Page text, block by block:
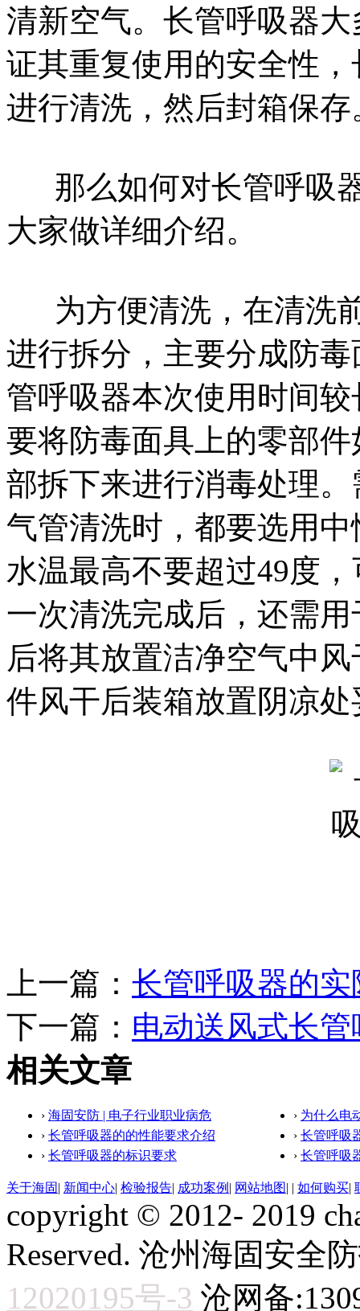
清新空气。长管呼吸器
证其重复使用的安全性
进行清洗，然后封箱保存
那么如何对长管呼吸
大家做详细介绍。
为方便清洗，在清洗
进行拆分，主要分成防
管呼吸器本次使用时间
要将防毒面具上的零部
部拆下来进行消毒处理
气管清洗时，都要选用
水温最高不要超过49度
一次清洗完成后，还需
后将其放置洁净空气中
件风干后装箱放置阴凉
上一篇： 长管呼吸器的
下一篇： 电动送风式长
相关文章
› 海固安防 | 电子行业职业病危 › 为什么电
› 长管呼吸器的的性能要求介绍 › 长管呼吸
› 长管呼吸器的标识要求 › 长管呼吸
关于海固 | 新闻中心| 检验报告| 成功案例 | 网站地图| | 如何购买|
copyright © 2012- 2019
Reserved. 沧州海固安全
12020195号-3 沧网备